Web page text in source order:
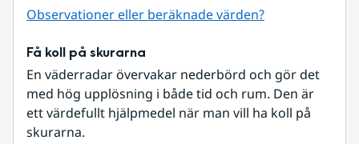
Observationer eller beräknade värden?
Få koll på skurarna
En väderradar övervakar nederbörd och gör det
med hög upplösning i både tid och rum. Den är
ett värdefullt hjälpmedel när man vill ha koll på
skurarna.